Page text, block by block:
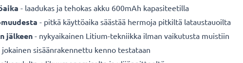
- laadukas ja tehokas akku 600mAh kapasiteetilla
- pitkä käyttöaika säästää hermoja pitkiltä lataustauoilta
jälkeen - nykyaikainen Litium-tekniikka ilman vaikutusta muistiin
jokainen sisäänrakennettu kenno testataan